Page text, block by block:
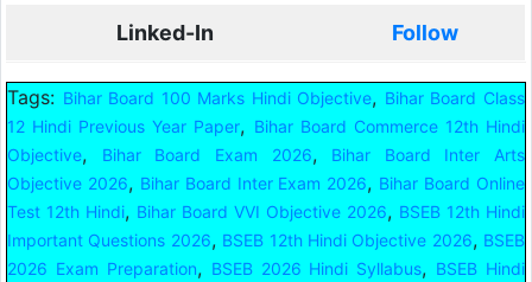
Linked-In Follow
Tags: Bihar Board 100 Marks Hindi Objective, Bihar Board Class
12 Hindi Previous Year Paper, Bihar Board Commerce 12th Hindi
Objective, Bihar Board Exam 2026,
Bihar Board Inter Arts
Objective 2026, Bihar Board Inter Exam 2026, Bihar Board Online
Test 12th Hindi, Bihar Board VVI Objective 2026, BSEB 12th Hindi
Important Questions 2026, BSEB 12th Hindi Objective 2026, BSEB
2026 Exam Preparation, BSEB 2026 Hindi Syllabus, BSEB Hindi